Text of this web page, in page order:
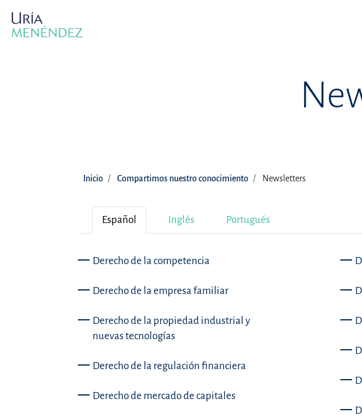
Inicio Compartimos nuestro conocimiento Newsletters
Español Inglés Portugués
Derecho de la competencia
Derecho de la empresa familiar
Derecho de la propiedad industrial y
nuevas tecnologías
Derecho de la regulación financiera
Derecho de mercado de capitales